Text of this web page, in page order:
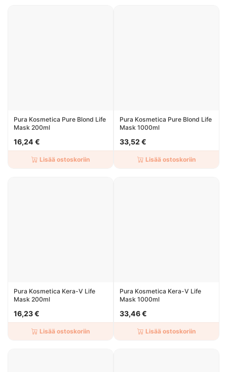
Pura Kosmetica Pure Blond Life
Mask 200ml
16,24 €
Lisää ostoskoriin
Pura Kosmetica Pure Blond Life
Mask 1000ml
33,52 €
Lisää ostoskoriin
Pura Kosmetica Kera-V Life
Mask 200ml
16,23 €
Lisää ostoskoriin
Pura Kosmetica Kera-V Life
Mask 1000ml
33,46 €
Lisää ostoskoriin